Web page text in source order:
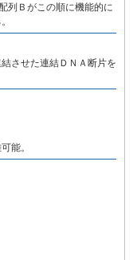
列Ｂがこの順に機能的に
させた連結ＤＮＡ断片を
能。